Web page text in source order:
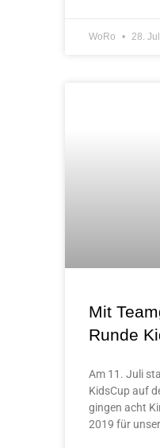
WoRo 28.
Mit
Runde
Am 11. Juli
KidsCup auf
gingen acht
2019 für